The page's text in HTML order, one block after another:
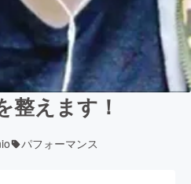
整えます！
パフォーマンス